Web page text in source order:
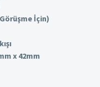
İçin)
x 42mm